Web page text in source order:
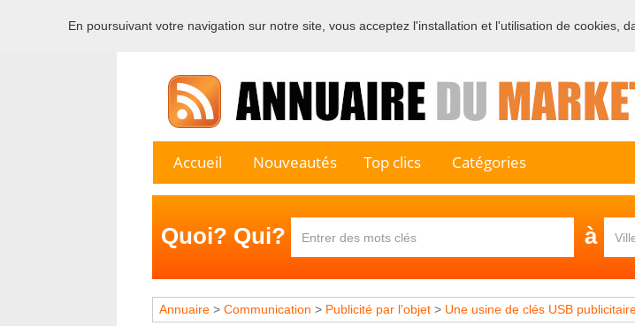
Bienvenue sur l'annuaire professionnel du
Accueil Nouveautés Top clics Catégories
Quoi? Qui? à
Annuaire > Communication > Publicité par l'objet > Une usine de clés USB
En poursuivant votre navigation sur notre site, vous acceptez l'installation et l'utilisation de cookies,